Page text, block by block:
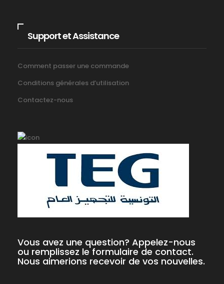
Support et Assistance
Comment passer une commande
Conditions générales d’utilisation
Contactez-nous
Vous avez une question? Appelez-nous
ou remplissez le formulaire de contact.
Nous aimerions recevoir de vos nouvelles.